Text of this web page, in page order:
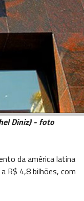
Diniz) - foto
da américa latina
R$ 4,8 bilhões, com